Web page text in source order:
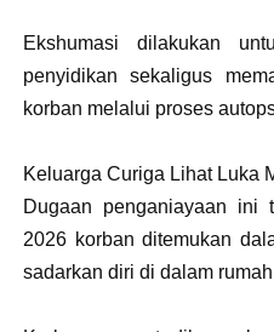
Ekshumasi dilakukan
penyidikan sekaligus
korban melalui proses
Keluarga Curiga Lihat Luka
Dugaan penganiayaan ini
2026 korban ditemukan
sadarkan diri di dalam